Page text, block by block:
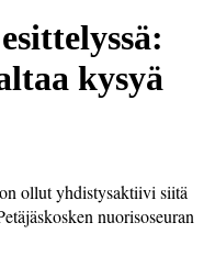
kysyä
ollut yhdistysaktiivi siitä
nuoriso­seuran